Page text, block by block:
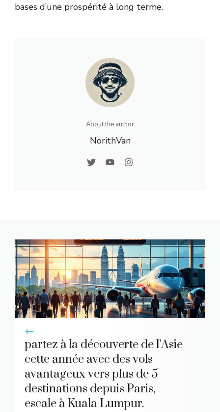
bases d’une prospérité à long terme.
About the author
NorithVan
partez à la découverte de l’Asie
cette année avec des vols
avantageux vers plus de 5
destinations depuis Paris,
escale à Kuala Lumpur.